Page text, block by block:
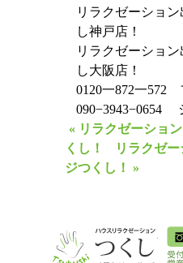
リラクゼーショ
し神戸店！
リラクゼーショ
し大阪店！
0120一872一572
090−3943−0654
« リラクゼーショ
くし！
リラクゼ
ジつくし！ »